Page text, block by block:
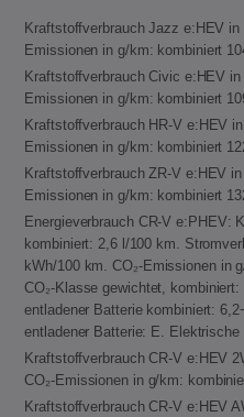
Kraftstoffverbrauch Jazz e:HEV
Emissionen in g/km: kombiniert
Kraftstoffverbrauch Civic e:HEV
Emissionen in g/km: kombiniert
Kraftstoffverbrauch HR-V e:HEV
Emissionen in g/km: kombiniert
Kraftstoffverbrauch ZR-V e:HEV
Emissionen in g/km: kombiniert
Energieverbrauch CR-V e:PHEV:
kombiniert: 2,6 l/100 km.
kWh/100 km. CO₂-Emissionen in
CO₂-Klasse gewichtet,
entladener Batterie kombiniert:
entladener Batterie: E.
Kraftstoffverbrauch CR-V e:HEV
CO₂-Emissionen in g/km:
Kraftstoffverbrauch CR-V e:HEV